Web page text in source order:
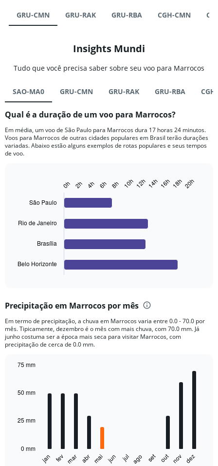
GRU-CMN GRU-RAK GRU-RBA CGH-CMN
Insights Mundi
Tudo que você precisa saber sobre seu voo para Marrocos
SAO-MA0 GRU-CMN GRU-RAK GRU-RBA
Qual é a duração de um voo para Marrocos?
Em média, um voo de São Paulo para Marrocos dura 17 horas 24 minutos.
Voos para Marrocos de outras cidades populares em Brasil terão durações
variadas. Abaixo estão alguns exemplos de rotas populares e seus tempos
de voo.
Range:
4
categories.
The
chart
displaying
São Paulo
Rio de Janeiro
Brasília
Belo Horizonte
0h 2h 4h 6h 8h 10h 12h 14h 16h 18h 20h
Precipitação em Marrocos por mês
Em termo de precipitação, a chuva em Marrocos varia entre 0.0 - 70.0 por
mês. Tipicamente, dezembro é o mês com mais chuva, com 70.0 mm. Já
junho costuma ser a época mais seca para visitar Marrocos, com
precipitação de cerca de 0.0 mm.
with
The
has
jan fev mar abr mai jun jul ago set out nov dez
0 mm
25 mm
50 mm
75 mm